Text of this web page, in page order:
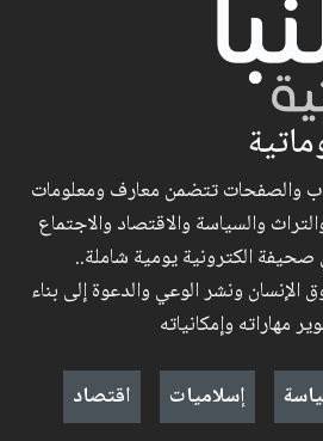
والصفحات تتضمن معارف ومعلومات
والسياسة والاقتصاد والاجتماع
صحيفة الكترونية يومية شاملة..
ونشر الوعي والدعوة إلى بناء
مهاراته وإمكانياته
إسلاميات اقتصاد